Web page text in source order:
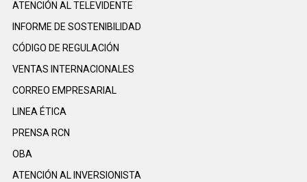
ATENCIÓN AL TELEVIDENTE
INFORME DE SOSTENIBILIDAD
CÓDIGO DE REGULACIÓN
VENTAS INTERNACIONALES
CORREO EMPRESARIAL
LINEA ÉTICA
PRENSA RCN
OBA
ATENCIÓN AL INVERSIONISTA